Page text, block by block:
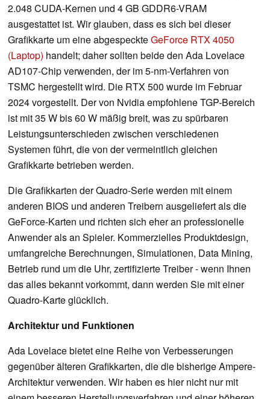
2.048 CUDA-Kernen und 4 GB GDDR6-VRAM
ausgestattet ist. Wir glauben, dass es sich bei dieser
Grafikkarte um eine abgespeckteGeForce RTX 4050
(Laptop) handelt; daher sollten beide den Ada Lovelace
AD107-Chip verwenden, der im 5-nm-Verfahren von
TSMC hergestellt wird. Die RTX 500 wurde im Februar
2024 vorgestellt. Der von Nvidia empfohlene TGP-Bereich
ist mit 35 W bis 60 W mäßig breit, was zu spürbaren
Leistungsunterschieden zwischen verschiedenen
Systemen führt, die von der vermeintlich gleichen
Grafikkarte betrieben werden.
Die Grafikkarten der Quadro-Serie werden mit einem
anderen BIOS und anderen Treibern ausgeliefert als die
GeForce-Karten und richten sich eher an professionelle
Anwender als an Spieler. Kommerzielles Produktdesign,
umfangreiche Berechnungen, Simulationen, Data Mining,
Betrieb rund um die Uhr, zertifizierte Treiber - wenn Ihnen
das alles bekannt vorkommt, dann werden Sie mit einer
Quadro-Karte glücklich.
Architektur und Funktionen
Ada Lovelace bietet eine Reihe von Verbesserungen
gegenüber älteren Grafikkarten, die die bisherige Ampere-
Architektur verwenden. Wir haben es hier nicht nur mit